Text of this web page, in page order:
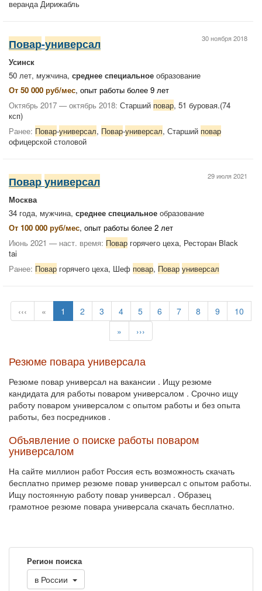
веранда Дирижабль
30 ноября 2018
Повар-универсал
Усинск
50 лет, мужчина, среднее специальное образование
От 50 000 руб/мес, опыт работы более 9 лет
Октябрь 2017 — октябрь 2018: Старший повар, 51 буровая.(74
ксп)
Ранее: Повар-универсал, Повар-универсал, Старший повар
офицерской столовой
29 июля 2021
Повар универсал
Москва
34 года, мужчина, среднее специальное образование
От 100 000 руб/мес, опыт работы более 2 лет
Июнь 2021 — наст. время: Повар горячего цеха, Ресторан Black
tai
Ранее: Повар горячего цеха, Шеф повар, Повар универсал
‹‹‹ « 1 2 3 4 5 6 7 8 9
10
»
›››
Резюме повара универсала
Резюме повар универсал на вакансии . Ищу резюме
кандидата для работы поваром универсалом . Срочно ищу
работу поваром универсалом с опытом работы и без опыта
работы, без посредников .
Объявление о поиске работы поваром
универсалом
На сайте миллион работ Россия есть возможность скачать
бесплатно пример резюме повар универсал с опытом работы.
Ищу постоянную работу повар универсал . Образец
грамотное резюме повара универсала скачать бесплатно.
Регион поиска
в России